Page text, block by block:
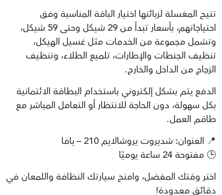
تتيح المغسلة لزبائنها اختيار الباقة المناسبة وفق
احتياجاتهم، بأسعار تبدأ من 29 شيكل وحتى 59 شيكل،
وتشمل مجموعة من الخدمات مثل غسيل الهيكل،
تنظيف الجنطات والإطارات، تلميع الطلاء، وتنظيف
الزجاج من الداخل والخارج.
الدفع يتم بشكل إلكتروني باستخدام البطاقة الائتمانية
بكل سهولة، دون الحاجة للانتظار أو التعامل المباشر مع
طاقم العمل.
📍 العنوان: شديروت يروشالايم 210 – يافا
🕒 مفتوحة 24 ساعة يوميًا
اختر وقتك المفضل، وامنح سيارتك النظافة واللمعان في
دقائق معدودة!